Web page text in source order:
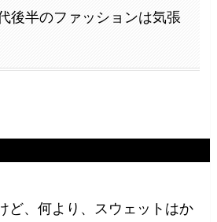
後半のファッションは気張
ど、何より、スウェットはか